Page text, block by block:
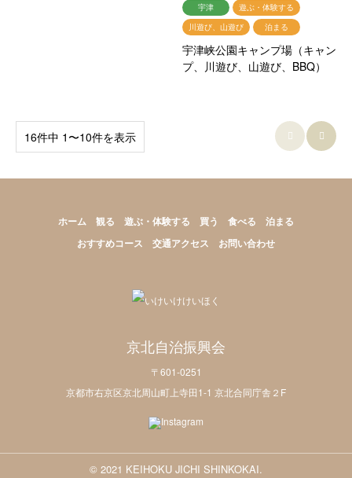
宇津
遊ぶ・体験する
川遊び、山遊び
泊まる
宇津峡公園キャンプ場（キャン
プ、川遊び、山遊び、BBQ）
16件中 1〜10件を表示  
ホーム 観る 遊ぶ・体験する 買う 食べる
泊まる
おすすめコース
交通アクセス お問い合わせ
京北自治振興会
〒601-0251
京都市右京区京北周山町上寺田1-1 京北合同庁舎２F
© 2021 KEIHOKU JICHI SHINKOKAI.